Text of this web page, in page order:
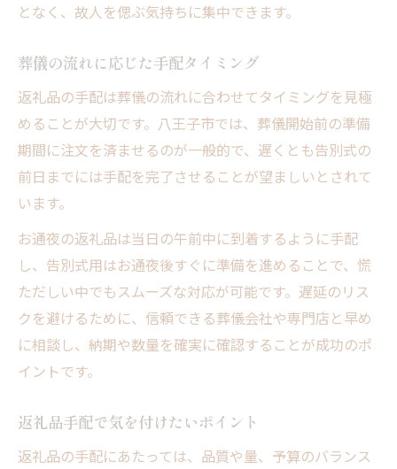
となく、故人を偲ぶ気持ちに集中できます。
葬儀の流れに応じた手配タイミング
返礼品の手配は葬儀の流れに合わせてタイミングを見極
めることが大切です。八王子市では、葬儀開始前の準備
期間に注文を済ませるのが一般的で、遅くとも告別式の
前日までには手配を完了させることが望ましいとされて
います。
お通夜の返礼品は当日の午前中に到着するように手配
し、告別式用はお通夜後すぐに準備を進めることで、慌
ただしい中でもスムーズな対応が可能です。遅延のリス
クを避けるために、信頼できる葬儀会社や専門店と早め
に相談し、納期や数量を確実に確認することが成功のポ
イントです。
返礼品手配で気を付けたいポイント
返礼品の手配にあたっては、品質や量、予算のバランス